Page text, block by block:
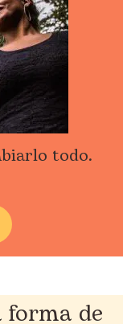
todo.
de